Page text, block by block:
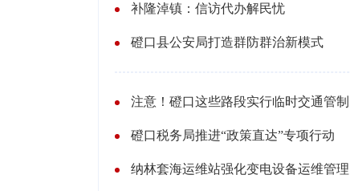
补隆淖镇：信访代办解民忧
磴口县公安局打造群防群治新模式
注意！磴口这些路段实行临时交通管制
磴口税务局推进“政策直达”专项行动
纳林套海运维站强化变电设备运维管理